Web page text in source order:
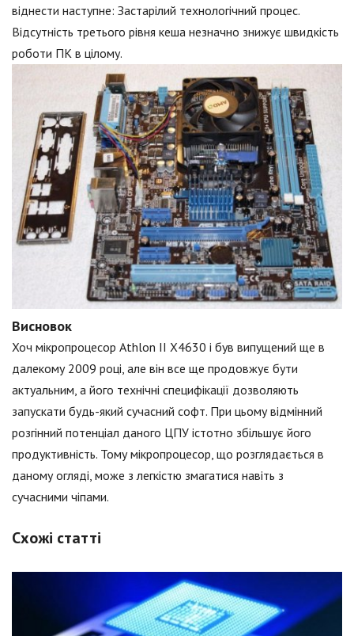
віднести наступне: Застарілий технологічний процес.
Відсутність третього рівня кеша незначно знижує швидкість
роботи ПК в цілому.
Висновок
Хоч мікропроцесор Athlon II X4630 і був випущений ще в
далекому 2009 році, але він все ще продовжує бути
актуальним, а його технічні специфікації дозволяють
запускати будь-який сучасний софт. При цьому відмінний
розгінний потенціал даного ЦПУ істотно збільшує його
продуктивність. Тому мікропроцесор, що розглядається в
даному огляді, може з легкістю змагатися навіть з
сучасними чіпами.
Схожі статті